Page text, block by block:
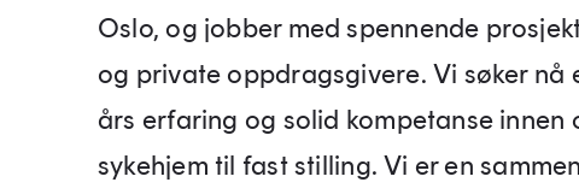
Oslo, og jobber med spennende
og private oppdragsgivere. Vi søker nå
års erfaring og solid kompetanse innen
sykehjem til fast stilling. Vi er en